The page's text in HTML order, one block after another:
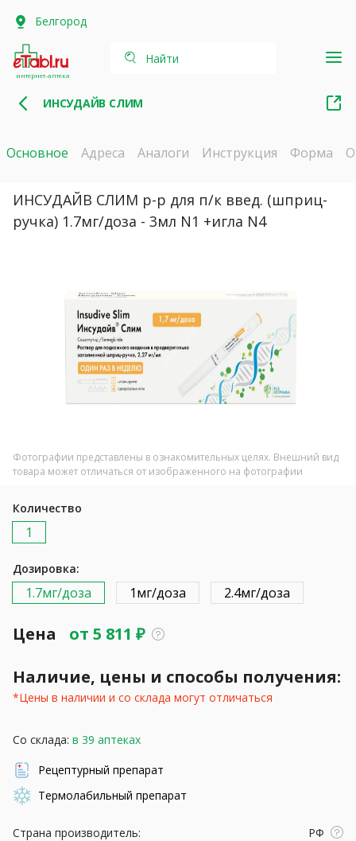
Белгород
интернет-аптека
Найти
ИНСУДАЙВ СЛИМ
Основное Адреса Аналоги Инструкция Форма
ИНСУДАЙВ СЛИМ р-р для п/к введ. (шприц-
ручка) 1.7мг/доза - 3мл N1 +игла N4
Фотографии представлены в ознакомительных целях. Внешний вид
товара может отличаться от изображенного на фотографии
Количество
1
Дозировка:
1.7мг/доза 1мг/доза 2.4мг/доза
Цена от 5 811 ₽
Наличие, цены и способы получения:
*Цены в наличии и со склада могут отличаться
Со склада: в 39 аптеках
Рецептурный препарат
Термолабильный препарат
Страна производитель:
РФ